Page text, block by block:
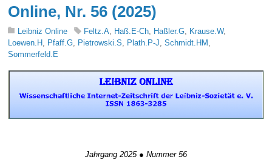
Online, Nr. 56 (2025)
Leibniz Online Feltz.A, Haß.E-Ch, Haßler.G, Krause.W,
Loewen.H , Pfaff.G, Pietrowski.S, Plath.P-J,Schmidt.HM ,
Sommerfeld.E
Jahrgang 2025 ● Nummer 56